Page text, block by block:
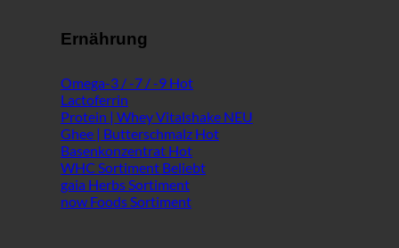
Ernährung
Omega-3 / -7 / -9
Lactoferrin
Protein | Whey Vitalshake
Ghee | Butterschmalz
Basenkonzentrat
WHC Sortiment
gaia Herbs Sortiment
now Foods Sortiment